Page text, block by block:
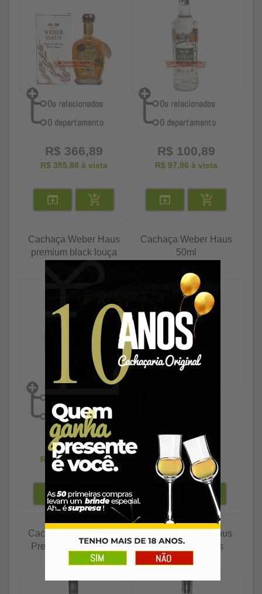
R$ 366,89
R$ 355,88 à vista
R$ 100,89
R$ 97,86 à vista
Cachaça Weber Haus
premium black louça
R$ 292,89
R$ 284,10à vista
Cachaça Weber Haus
50ml
R$ 29,89
R$ 28,99à vista
Cachaça Weber Haus
Premium 7 Madeiras
Cachaça Weber Haus
Canela Sassafras